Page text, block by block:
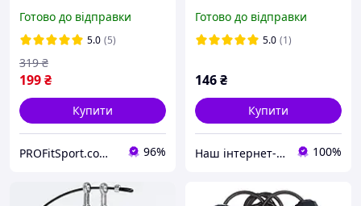
Готово до відправки
5.0 (5)
199₴
319 ₴
Купити
PROFitSport.com.ua - Интернет-магазин спортинвентаря 96%
Готово до відправки
5.0 (1)
146₴
Купити
Наш інтернет-магазин: sportivnie-tovari.com.ua 100%